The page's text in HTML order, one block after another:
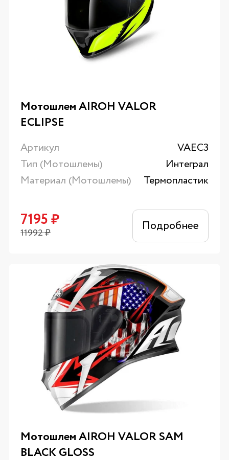
Мотошлем AIROH VALOR
ECLIPSE
Артикул
VAEC3
Тип (Мотошлемы)
Интеграл
Материал (Мотошлемы)
Термопластик
7195₽
11992₽ Подробнее
Мотошлем AIROH VALOR SAM
BLACK GLOSS